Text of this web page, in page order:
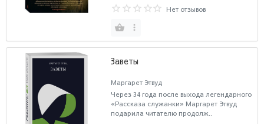
Нет отзывов
Заветы
Маргарет Этвуд
Через 34 года после выхода легендарного
«Рассказа служанки» Маргарет Этвуд
подарила читателю продолж..